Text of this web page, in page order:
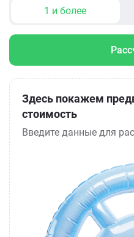
1 и более
Здесь покажем
стоимость
Введите данные для